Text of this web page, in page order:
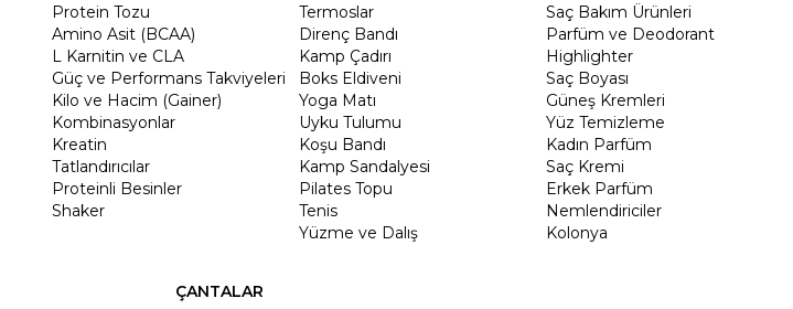
Protein Tozu
Amino Asit (BCAA)
L Karnitin ve CLA
Güç ve Performans Takviyeleri
Kilo ve Hacim (Gainer)
Kombinasyonlar
Kreatin
Tatlandırıcılar
Proteinli Besinler
Shaker
Termoslar
Direnç Bandı
Kamp Çadırı
Boks Eldiveni
Yoga Matı
Uyku Tulumu
Koşu Bandı
Kamp Sandalyesi
Pilates Topu
Tenis
Yüzme ve Dalış
Saç Bakım Ürünleri
Parfüm ve Deodorant
Highlighter
Saç Boyası
Güneş Kremleri
Yüz Temizleme
Kadın Parfüm
Saç Kremi
Erkek Parfüm
Nemlendiriciler
Kolonya
ÇANTALAR